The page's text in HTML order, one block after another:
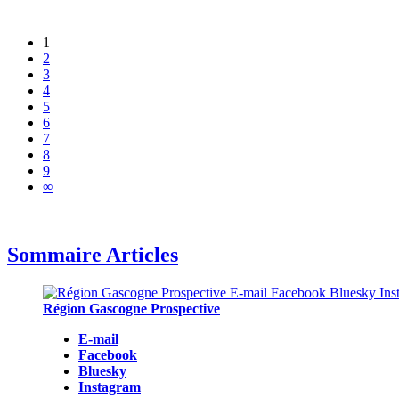
1
2
3
4
5
6
7
8
9
∞
Sommaire Articles
Région Gascogne Prospective
E-mail
Facebook
Bluesky
Instagram